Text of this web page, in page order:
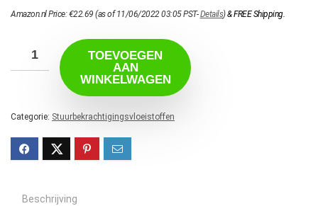
Amazon.nl Price:€22.69 (as of 11/06/2022 03:05 PST-Details)&FREE Shipping.
TOEVOEGEN
AAN
WINKELWAGEN
Categorie: Stuurbekrachtigingsvloeistoffen
Beschrijving